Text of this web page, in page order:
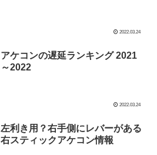
2022.03.24
アケコンの遅延ランキング 2021
～2022
2022.03.24
左利き用？右手側にレバーがある
右スティックアケコン情報